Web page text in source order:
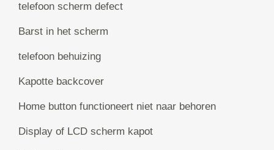
telefoon scherm defect
Barst in het scherm
telefoon behuizing
Kapotte backcover
Home button functioneert niet naar behoren
Display of LCD scherm kapot